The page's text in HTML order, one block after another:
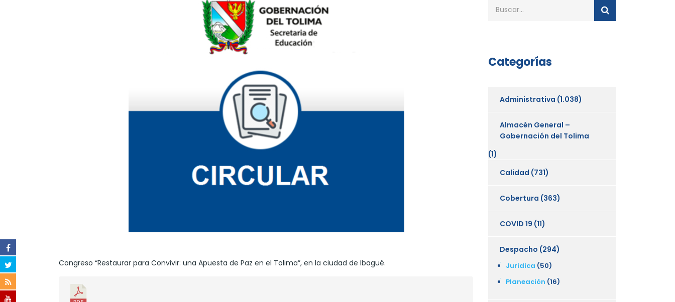
Congreso “Restaurar para Convivir: una Apuesta de Paz en el Tolima”, en la ciudad de Ibagué.
Categorías
Administrativa (1.038)
Almacén General –
Gobernación del Tolima
(1)
Calidad (731)
Cobertura (363)
COVID 19 (11)
Despacho (294)
Juridica (50)
Planeación (16)